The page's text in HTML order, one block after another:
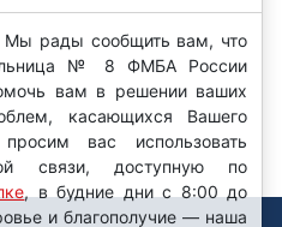
Мы рады сообщить вам, что
№ 8 ФМБА России
вам в решении ваших
касающихся Вашего
вас использовать
связи, доступную по
, в будние дни с 8:00 до
и благополучие — наша